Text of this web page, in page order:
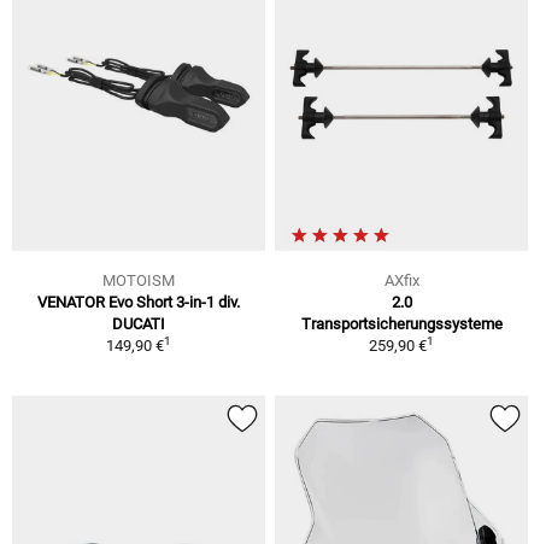
MOTOISM
VENATOR Evo Short 3-in-1 div.
DUCATI
149,90 €1
AXfix
2.0
Transportsicherungssysteme
259,90 €1